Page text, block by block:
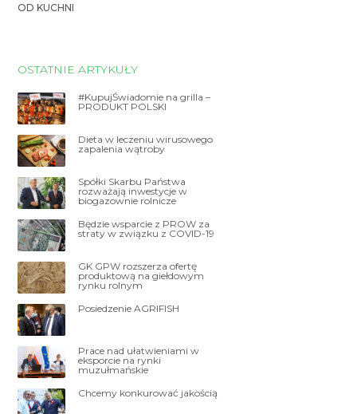
OD KUCHNI
OSTATNIE ARTYKUŁY
#KupujŚwiadomie na grilla –
PRODUKT POLSKI
Dieta w leczeniu wirusowego
zapalenia wątroby
Spółki Skarbu Państwa
rozważają inwestycje w
biogazownie rolnicze
Będzie wsparcie z PROW za
straty w związku z COVID-19
GK GPW rozszerza ofertę
produktową na giełdowym
rynku rolnym
Posiedzenie AGRIFISH
Prace nad ułatwieniami w
eksporcie na rynki
muzułmańskie
Chcemy konkurować jakością